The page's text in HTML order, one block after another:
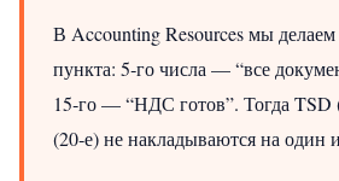
В Accounting Resources мы
пункта: 5‑го числа — “все
15‑го — “НДС готов”. Тогда
(20‑е) не накладываются на один